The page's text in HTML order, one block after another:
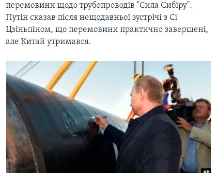
перемовини щодо трубопроводів "Сила Сибіру".
Путін сказав після нещодавньої зустрічі з Сі
Цзіньпіном, що перемовини практично завершені,
але Китай утримався.